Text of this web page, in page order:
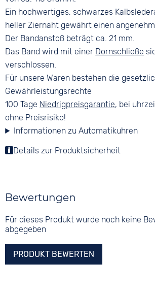
Ein hochwertiges, schwarzes
heller Ziernaht gewährt einen
Der Bandanstoß beträgt ca. 21 mm.
Das Band wird mit einer Dornschließe
verschlossen.
Für unsere Waren bestehen die
Gewährleistungsrechte
100 Tage Niedrigpreisgarantie, bei
ohne Preisrisiko!
Informationen zu Automatikuhren
Details zur Produktsicherheit
Bewertungen
Für dieses Produkt wurde noch keine
abgegeben
PRODUKT BEWERTEN